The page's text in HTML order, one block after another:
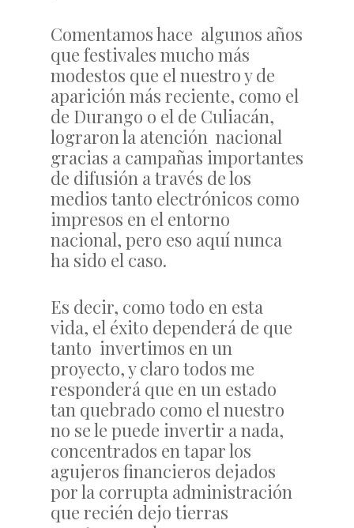
Comentamos hace algunos años
que festivales mucho más
modestos que el nuestro y de
aparición más reciente, como el
de Durango o el de Culiacán,
lograron la atención nacional
gracias a campañas importantes
de difusión a través de los
medios tanto electrónicos como
impresos en el entorno
nacional, pero eso aquí nunca
ha sido el caso.
Es decir, como todo en esta
vida, el éxito dependerá de que
tanto invertimos en un
proyecto, y claro todos me
responderá que en un estado
tan quebrado como el nuestro
no se le puede invertir a nada,
concentrados en tapar los
agujeros financieros dejados
por la corrupta administración
que recién dejo tierras